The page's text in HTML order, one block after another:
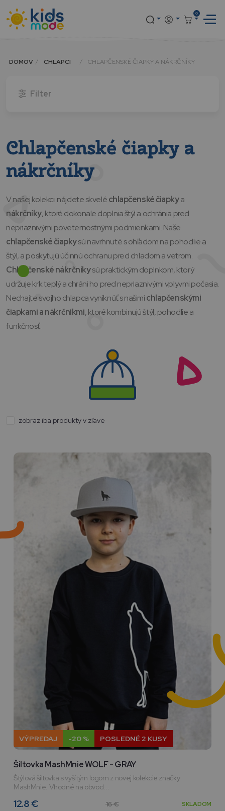
0
DOMOV CHLAPCI CHLAPČENSKÉ ČIAPKY A NÁKRČNÍKY
Filter
Chlapčenské čiapky a
nákrčníky
V našej kolekcii nájdete skveléchlapčenské čiapkya
nákrčníky, ktoré dokonale doplnia štýl a ochránia pred
nepriaznivými poveternostnými podmienkami. Naše
chlapčenské čiapkysú navrhnuté s ohľadom na pohodlie a
štýl, a poskytujú účinnú ochranu pred chladom a vetrom.
Chlapčenské nákrčníkysú praktickým doplnkom, ktorý
udržuje krk teplý a chráni ho pred nepriaznivými vplyvmi počasia.
Nechajte svojho chlapca vyniknúť s našimichlapčenskými
čiapkami a nákrčníkmi, ktoré kombinujú štýl, pohodlie a
funkčnosť.
zobraz iba produkty v zľave
VÝPREDAJ -20 % POSLEDNÉ 2 KUSY
Šiltovka MashMnie WOLF - GRAY
Štýlová šiltovka s vyšítým logom z novej kolekcie značky
MashMnie. Vhodné na obvod...
12.8 € 16 € SKLADOM